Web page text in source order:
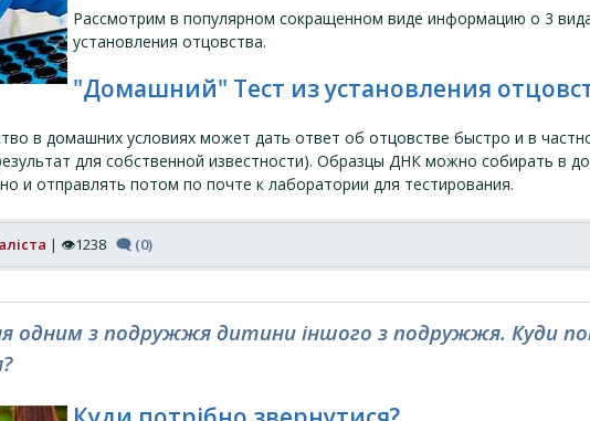
Рассмотрим в популярном сокращенном виде информацию о 3
установления отцовства.
"Домашний" Тест из установления
в домашних условиях может дать ответ об отцовстве быстро и в
для собственной известности). Образцы ДНК можно собирать в
и отправлять потом по почте к лаборатории для тестирования.
| 👁1238 🗨 (0)
одним з подружжя дитини іншого з подружжя. Куди